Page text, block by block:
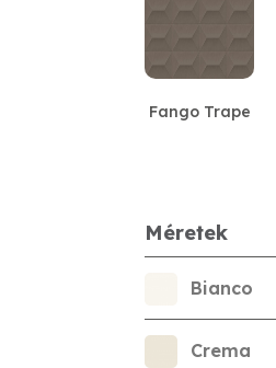
Fango Trape
Méretek
Bianco
Crema